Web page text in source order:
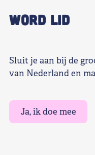
WORD LID
Sluit je aan bij de
van Nederland en
Ja, ik doe mee